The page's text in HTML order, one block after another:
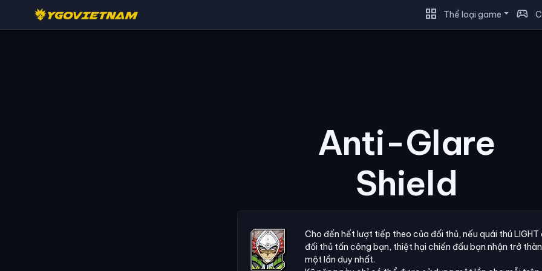
grid_view Thể loại game sports_esports
Anti-Glare
Shield
Cho đến hết lượt tiếp theo của đối thủ, nếu quái thú LIGHT
đối thủ tấn công bạn, thiệt hại chiến đấu bạn nhận trở
một lần duy nhất.